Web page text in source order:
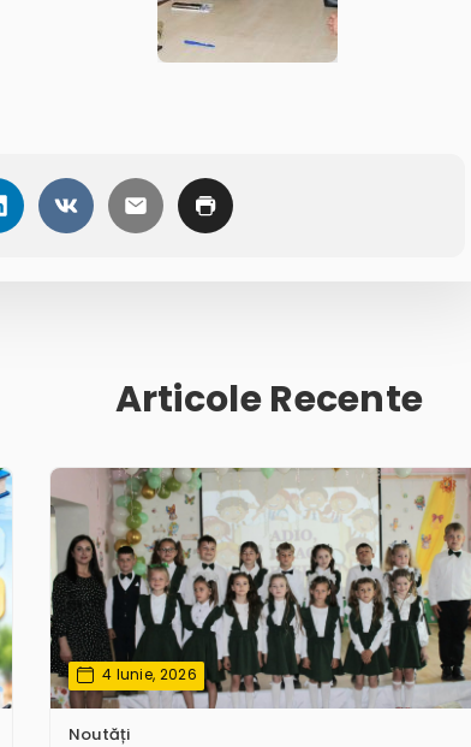
Articole Recente
4 Iunie, 2026
Noutăți